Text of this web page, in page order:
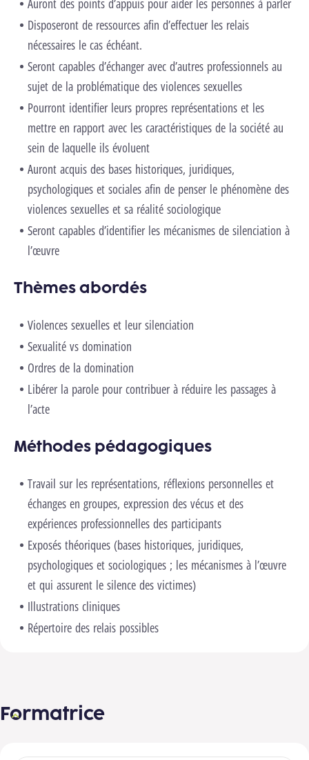
Auront des points d’appuis pour aider les personnes à parler
Disposeront de ressources afin d’effectuer les relais
nécessaires le cas échéant.
Seront capables d’échanger avec d’autres professionnels au
sujet de la problématique des violences sexuelles
Pourront identifier leurs propres représentations et les
mettre en rapport avec les caractéristiques de la société au
sein de laquelle ils évoluent
Auront acquis des bases historiques, juridiques,
psychologiques et sociales afin de penser le phénomène des
violences sexuelles et sa réalité sociologique
Seront capables d’identifier les mécanismes de silenciation à
l’œuvre
Thèmes abordés
Violences sexuelles et leur silenciation
Sexualité vs domination
Ordres de la domination
Libérer la parole pour contribuer à réduire les passages à
l’acte
Méthodes pédagogiques
Travail sur les représentations, réflexions personnelles et
échanges en groupes, expression des vécus et des
expériences professionnelles des participants
Exposés théoriques (bases historiques, juridiques,
psychologiques et sociologiques ; les mécanismes à l’œuvre
et qui assurent le silence des victimes)
Illustrations cliniques
Répertoire des relais possibles
Formatrice